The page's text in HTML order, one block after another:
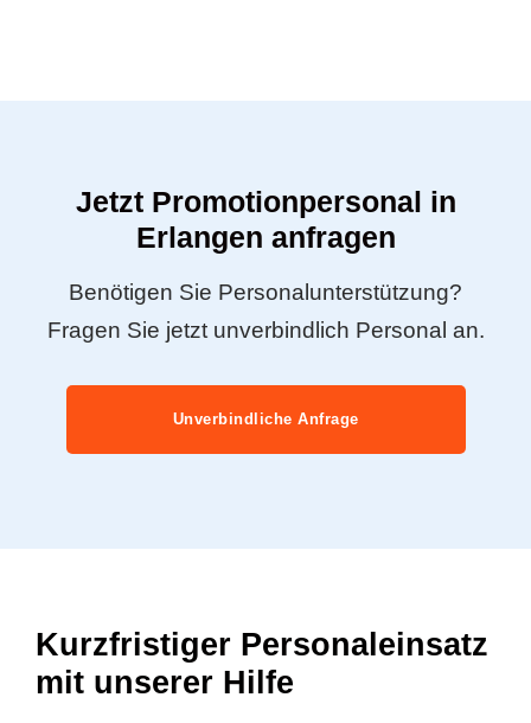
Jetzt Promotionpersonal in
Erlangen anfragen
Benötigen Sie Personalunterstützung?
Fragen Sie jetzt unverbindlich Personal an.
Unverbindliche Anfrage
Kurzfristiger Personaleinsatz
mit unserer Hilfe